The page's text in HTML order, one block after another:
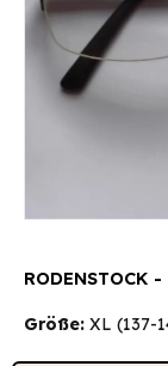
RODENSTOCK
Größe: XL (137-